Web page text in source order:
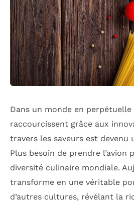
Dans un monde en
raccourcissent grâce aux
travers les saveurs est devenu
Plus besoin de prendre
diversité culinaire mondiale.
transforme en une véritable
d’autres cultures, révélant la